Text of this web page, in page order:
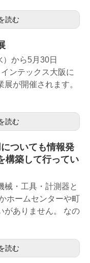
読む
から5月30日
ンテックス大阪に
が開催されます。
読む
ついても情報発
構築して行ってい
械・工具・計測器と
ホームセンターや町
がありません。 なの
読む